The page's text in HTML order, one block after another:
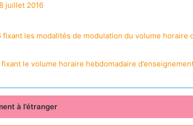
juillet 2016
les modalités de modulation du volume horaire
le volume horaire hebdomadaire
à l’étranger